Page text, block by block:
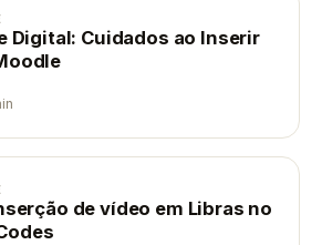
Digital: Cuidados ao Inserir
de vídeo em Libras no